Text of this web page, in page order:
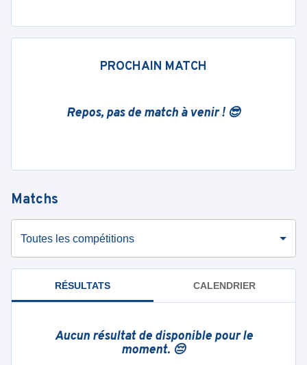
PROCHAIN MATCH
Repos, pas de match à venir ! 😎
Matchs
Toutes les compétitions
RÉSULTATS CALENDRIER
Aucun résultat de disponible pour le
moment. 😔